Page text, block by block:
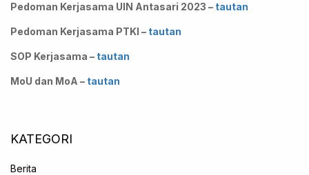
Pedoman Kerjasama UIN Antasari 2023 – tautan
Pedoman Kerjasama PTKI – tautan
SOP Kerjasama – tautan
MoU dan MoA – tautan
KATEGORI
Berita